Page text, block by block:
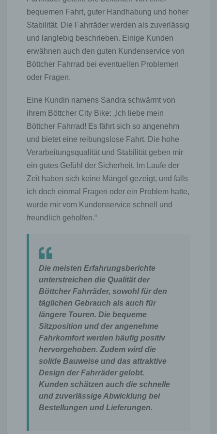
bequemen Fahrt, guter Handhabung und hoher
Stabilität. Die Fahrräder werden als zuverlässig
und langlebig beschrieben. Einige Kunden
erwähnen auch den guten Kundenservice von
Böttcher Fahrrad bei eventuellen Problemen
oder Fragen.
Eine Kundin namens Sandra schwärmt von
ihrem Böttcher City Bike: „Ich liebe mein
Böttcher Fahrrad! Es fährt sich so angenehm
und bietet eine reibungslose Fahrt. Die hohe
Verarbeitungsqualität und Stabilität geben mir
ein gutes Gefühl der Sicherheit. Im Laufe der
Zeit haben sich keine Mängel gezeigt, und falls
ich doch einmal Fragen oder ein Problem hatte,
wurde mir vom Kundenservice schnell und
freundlich geholfen.“
Die meisten Erfahrungsberichte
unterstreichen die Qualität der
Böttcher Fahrräder, sowohl für den
täglichen Gebrauch als auch für
längere Touren. Die bequeme
Sitzposition und der angenehme
Fahrkomfort werden häufig positiv
hervorgehoben. Zudem wird die
solide Bauweise und das attraktive
Design der Fahrräder gelobt.
Kunden schätzen auch die schnelle
und zuverlässige Abwicklung bei
Bestellungen und Lieferungen.
Internetbrowsern, die andere Cookies enthalten, zu
unterscheiden. Ein bestimmter Internetbrowser
kann über die eindeutige Cookie-ID wiedererkannt
und identifiziert werden.
Durch den Einsatz von Cookies kann den Nutzern
dieser Internetseite nutzerfreundlichere Services
bereitstellen, die ohne die Cookie-Setzung nicht
möglich wären.
Mittels eines Cookies können die Informationen
und Angebote auf unserer Internetseite im Sinne
des Benutzers optimiert werden. Cookies
ermöglichen uns, wie bereits erwähnt, die Benutzer
unserer Internetseite wiederzuerkennen. Zweck
dieser Wiedererkennung ist es, den Nutzern die
Verwendung unserer Internetseite zu erleichtern.
Der Benutzer einer Internetseite, die Cookies
verwendet, muss beispielsweise nicht bei jedem
Besuch der Internetseite erneut seine
Zugangsdaten eingeben, weil dies von der
Internetseite und dem auf dem Computersystem
des Benutzers abgelegten Cookie übernommen
Warenkorbes im Online-Shop. Der Online-Shop
merkt sich die Artikel, die ein Kunde in den
virtuellen Warenkorb gelegt hat, über ein Cookie.
Die betroffene Person kann die Setzung von
Cookies durch unsere Internetseite jederzeit mittels
einer entsprechenden Einstellung des genutzten
Internetbrowsers verhindern und damit der Setzung
von Cookies dauerhaft widersprechen. Ferner
können bereits gesetzte Cookies jederzeit über
einen Internetbrowser oder andere
Softwareprogramme gelöscht werden. Dies ist in
allen gängigen Internetbrowsern möglich.
Deaktiviert die betroffene Person die Setzung von
Cookies in dem genutzten Internetbrowser, sind
unter Umständen nicht alle Funktionen unserer
Internetseite vollumfänglich nutzbar.
Erfassung von allgemeinen Daten und Informationen
Internetseite durch eine betroffene Person oder ein